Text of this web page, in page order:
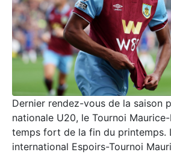
Dernier rendez-vous de la saison
nationale U20, le Tournoi
temps fort de la fin du printemps.
international Espoirs-Tournoi